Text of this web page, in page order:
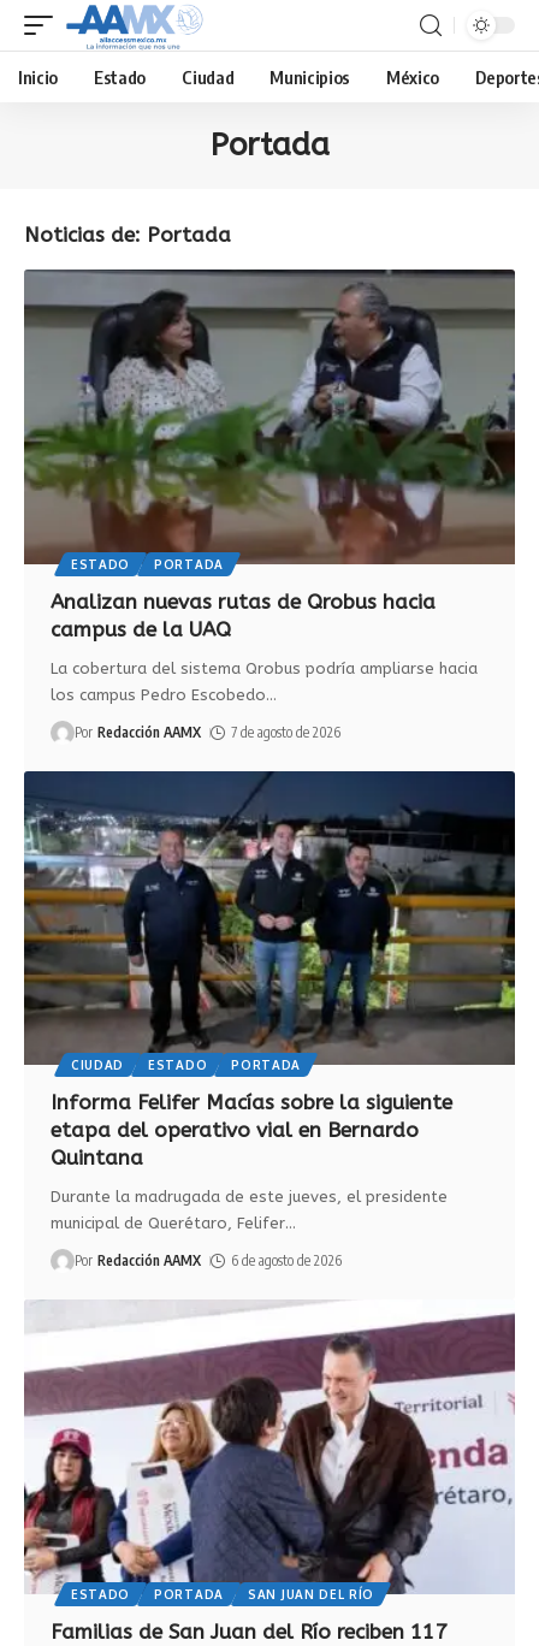
Inicio Estado Ciudad Municipios México
Portada
Noticias de: Portada
ESTADO PORTADA
Analizan nuevas rutas de Qrobus hacia
campus de la UAQ
La cobertura del sistema Qrobus podría ampliarse hacia
los campus Pedro Escobedo…
Por Redacción AAMX 7 de agosto de 2026
CIUDAD ESTADO PORTADA
Informa Felifer Macías sobre la siguiente
etapa del operativo vial en Bernardo
Quintana
Durante la madrugada de este jueves, el presidente
municipal de Querétaro, Felifer…
Por Redacción AAMX 6 de agosto de 2026
ESTADO PORTADA SAN JUAN DEL RÍO
Familias de San Juan del Río reciben 117